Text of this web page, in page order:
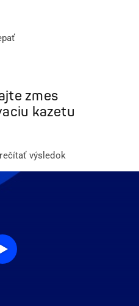
zmes
kazetu
výsledok